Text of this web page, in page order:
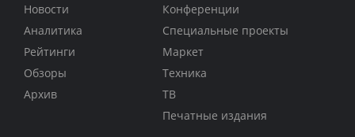
Новости
Аналитика
Рейтинги
Обзоры
Архив
Конференции
Специальные проекты
Маркет
Техника
ТВ
Печатные издания